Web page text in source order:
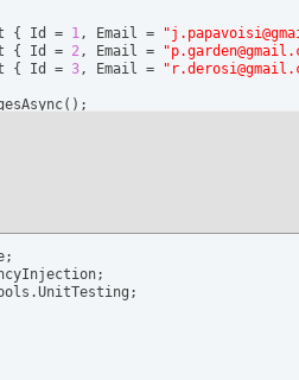
{ Id = 1, Email =
{ Id = 2, Email =
{ Id = 3, Email =
( ) ;